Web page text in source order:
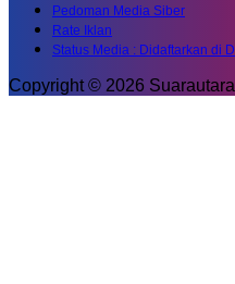
Pedoman Media Siber
Rate Iklan
Status Media : Didaftarkan di
Copyright © 2026